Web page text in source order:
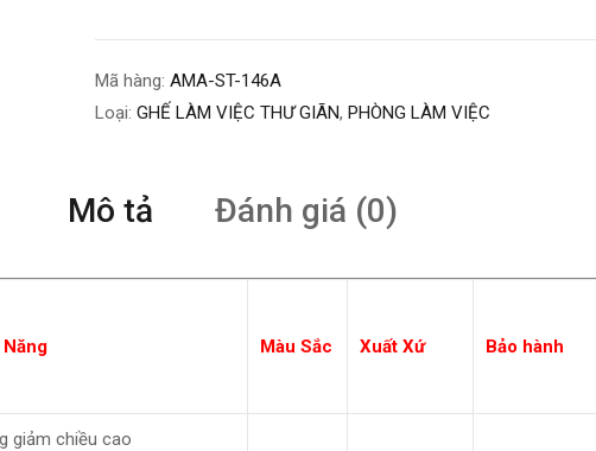
Mã hàng: AMA-ST-146A
Loại: GHẾ LÀM VIỆC THƯ GIÃN, PHÒNG LÀM VIỆC
Mô tả Đánh giá (0)
Màu Sắc Xuất Xứ Bảo hành
giảm chiều cao